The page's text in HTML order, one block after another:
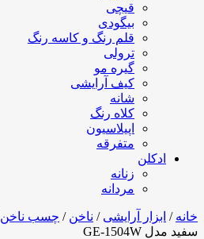
قیچی
بیگودی
قلم رنگ و کاسه رنگ
ترولی
گیره مو
کیف آرایشی
شانه
کلاه رنگ
اپیلاسیون
متفرقه
ادکلن
زنانه
مردانه
خانه / ابزار آرایشی / ناخن / چسب ناخن
سفید مدل GE-1504W